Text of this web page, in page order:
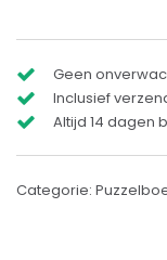
Geen
Inclusief
Altijd 14 dagen
Categorie: